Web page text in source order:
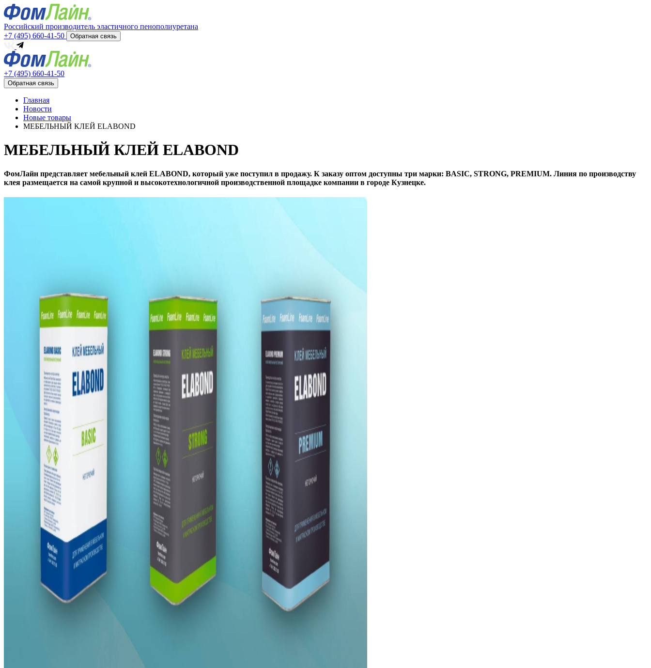
Российский производитель эластичного пенополиуретана
+7 (495) 660-41-50
Обратная связь
+7 (495) 660-41-50
Обратная связь
Главная
Новости
Новые товары
МЕБЕЛЬНЫЙ КЛЕЙ ELABOND
МЕБЕЛЬНЫЙ КЛЕЙ ELABOND
ФомЛайн представляет мебельный клей ELABOND, который уже поступил в продажу. К заказу оптом доступны три марки: BASIC, STRONG, PREMIUM. Линия по производству
клея размещается на самой крупной и высокотехнологичной производственной площадке компании в городе Кузнецке.